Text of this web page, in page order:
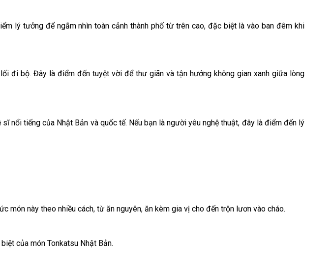
lý tưởng để ngắm nhìn toàn cảnh thành phố từ trên cao, đặc biệt là vào ban đêm khi
đi bộ. Đây là điểm đến tuyệt vời để thư giãn và tận hưởng không gian xanh giữa lòng
nổi tiếng của Nhật Bản và quốc tế. Nếu bạn là người yêu nghệ thuật, đây là điểm đến lý
này theo nhiều cách, từ ăn nguyên, ăn kèm gia vị cho đến trộn lươn vào cháo.
của món Tonkatsu Nhật Bản.